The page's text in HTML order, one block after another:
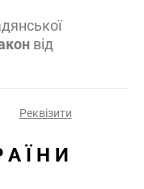
від
Реквізити
Ї Н И